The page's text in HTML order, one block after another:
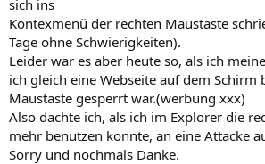
sich ins
Kontexmenü der rechten Maustaste
Tage ohne Schwierigkeiten).
Leider war es aber heute so, als ich
ich gleich eine Webseite auf dem Schirm
Maustaste gesperrt war.(werbung xxx)
Also dachte ich, als ich im Explorer die
mehr benutzen konnte, an eine Attacke
Sorry und nochmals Danke.